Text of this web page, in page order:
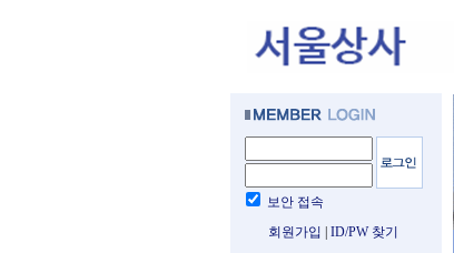
보안 접속
회원가입
ID/PW 찾기